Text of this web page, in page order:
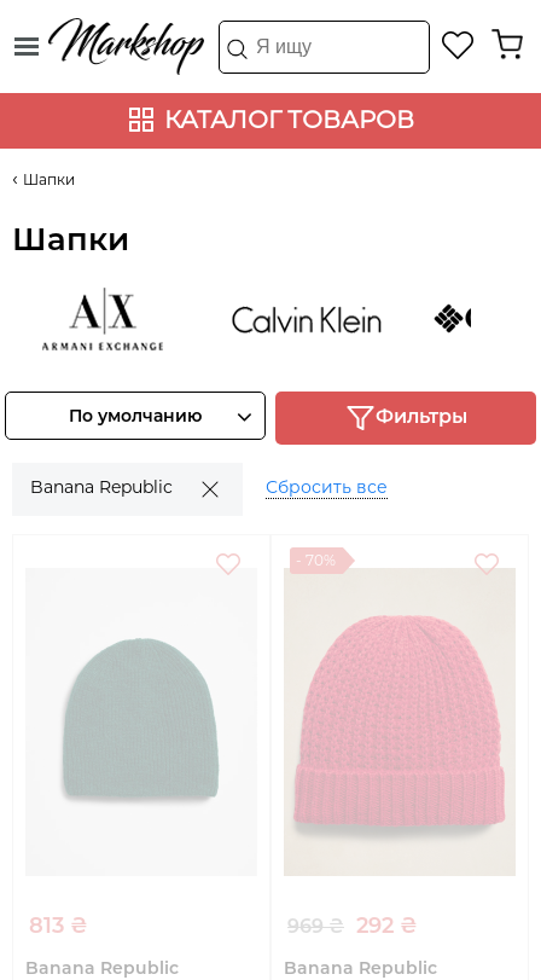
КАТАЛОГ ТОВАРОВ
Шапки
Шапки
По умолчанию Фильтры
Banana Republic Сбросить все
813 ₴
Banana Republic
- 70%
969 ₴ 292 ₴
Banana Republic